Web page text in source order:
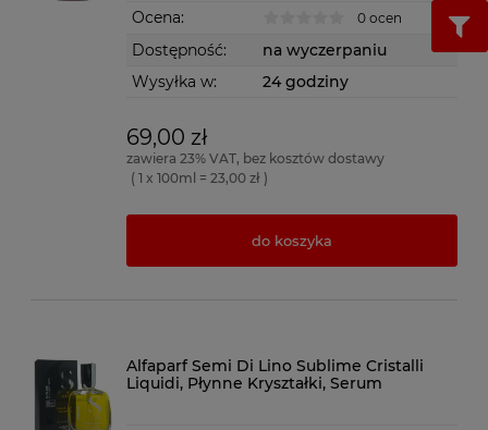
Ocena: 0 ocen
Dostępność:
na wyczerpaniu
Wysyłka w:
24 godziny
69,00 zł
zawiera 23% VAT, bez kosztów dostawy
( 1 x 100ml = 23,00 zł )
do koszyka
Alfaparf Semi Di Lino Sublime Cristalli
Liquidi, Płynne Kryształki, Serum